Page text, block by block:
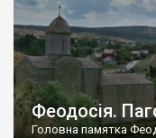
Феодосія.
Головна памятка